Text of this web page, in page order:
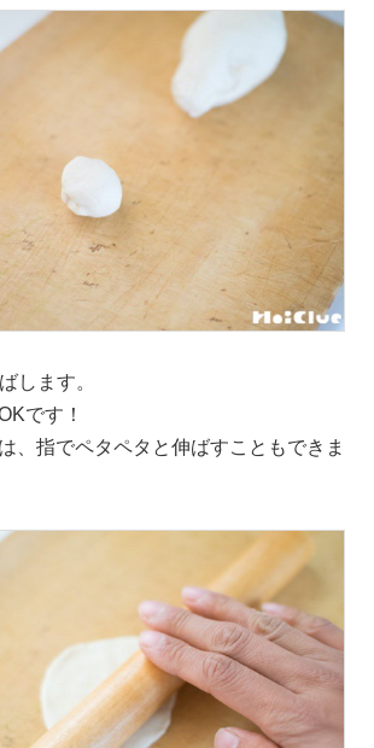
します。
です！
、指でペタペタと伸ばすこともできま